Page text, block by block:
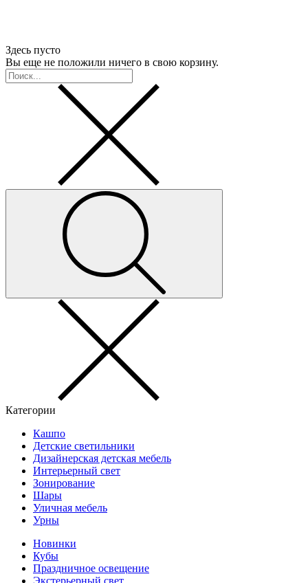
Здесь пусто
Вы еще не положили ничего в свою корзину.
Категории
Кашпо
Детские светильники
Дизайнерская детская мебель
Интерьерный свет
Зонирование
Шары
Уличная мебель
Урны
Новинки
Кубы
Праздничное освещение
Экстерьерный свет